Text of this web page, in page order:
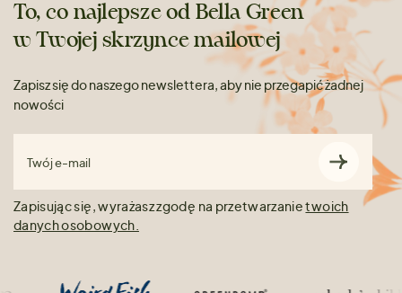
To, co najlepsze od Bella Green
w Twojej skrzynce mailowej
Zapisz się do naszego newslettera, aby nie przegapić żadnej
nowości
Twój e-mail
Zapisując się, wyrażasz zgodę na przetwarzanietwoich
danych osobowych.